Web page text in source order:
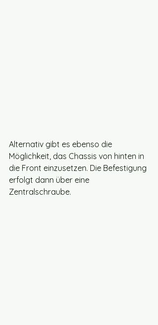
Alternativ gibt es ebenso die
Möglichkeit, das Chassis von hinten in
die Front einzusetzen. Die Befestigung
erfolgt dann über eine
Zentralschraube.